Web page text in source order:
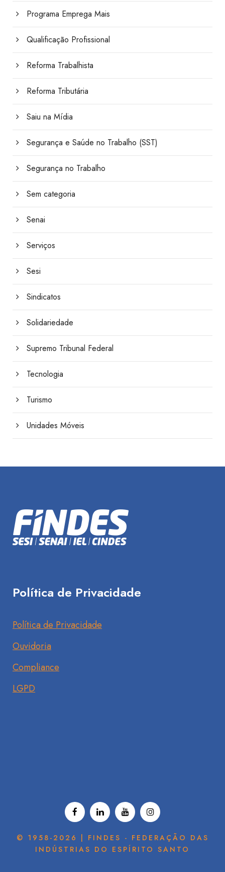
Programa Emprega Mais
Qualificação Profissional
Reforma Trabalhista
Reforma Tributária
Saiu na Mídia
Segurança e Saúde no Trabalho (SST)
Segurança no Trabalho
Sem categoria
Senai
Serviços
Sesi
Sindicatos
Solidariedade
Supremo Tribunal Federal
Tecnologia
Turismo
Unidades Móveis
Política de Privacidade
Política de Privacidade
Ouvidoria
Compliance
LGPD
© 1958-2026 | FINDES - FEDERAÇÃO DAS
INDÚSTRIAS DO ESPÍRITO SANTO